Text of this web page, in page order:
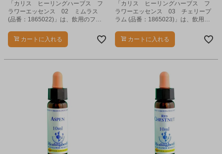
「カリス ヒーリングハーブス フ
ラワーエッセンス 02 ミムラス
(品番：1865022)」は、飲用のフラ
カートに入れる
「カリス ヒーリングハーブス フ
ラワーエッセンス 03 チェリープ
ラム (品番：1865023)」は、飲用の
カートに入れる